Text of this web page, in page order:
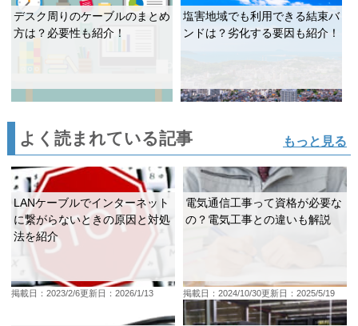
デスク周りのケーブルのまとめ
方は？必要性も紹介！
塩害地域でも利用できる結束バ
ンドは？劣化する要因も紹介！
よく読まれている記事 もっと見る
LANケーブルでインターネット
に繋がらないときの原因と対処
法を紹介
掲載日：2023/2/6更新日：2026/1/13
電気通信工事って資格が必要な
の？電気工事との違いも解説
掲載日：2024/10/30更新日：2025/5/19